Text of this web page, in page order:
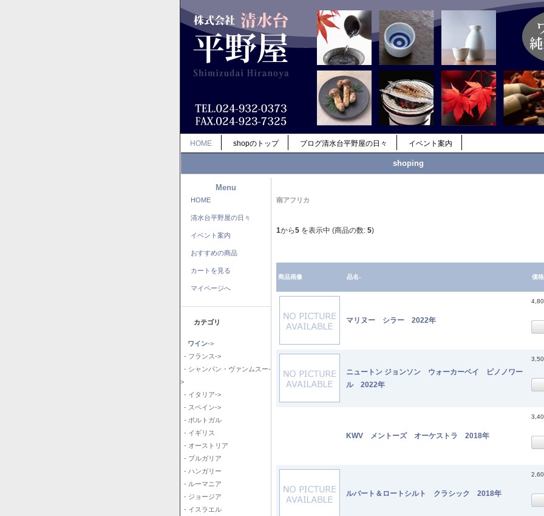
HOME shopのトップ ブログ清水台平野屋の日々 イベント案内
shoping
Menu
HOME
清水台平野屋の日々
イベント案内
おすすめの商品
カートを見る
マイページへ
カテゴリ
ワイン->
- フランス->
- シャンパン・ヴァンムスー-
>
- イタリア->
- スペイン->
- ポルトガル
- イギリス
- オーストリア
- ブルガリア
- ハンガリー
- ルーマニア
- ジョージア
- イスラエル
南アフリカ
1から5 を表示中 (商品の数: 5)
商品画像 品名- 価格
マリヌー シラー 2022年
ニュートン ジョンソン ウォーカーベイ ピノノワー
ル 2022年
KWV メントーズ オーケストラ 2018年
ルバート＆ロートシルト クラシック 2018年